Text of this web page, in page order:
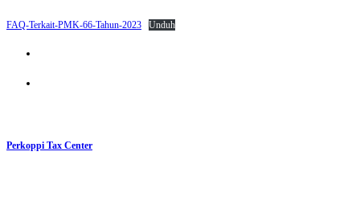
FAQ-Terkait-PMK-66-Tahun-2023 Unduh
Perkoppi Tax Center